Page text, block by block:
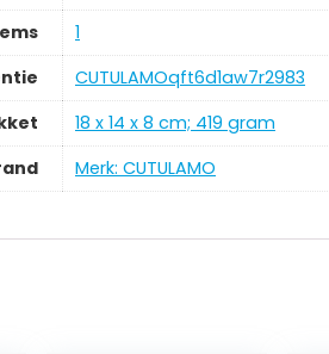
‎1
‎CUTULAMOqft6d1aw7r2983
‎18 x 14 x 8 cm; 419 gram
Merk: CUTULAMO